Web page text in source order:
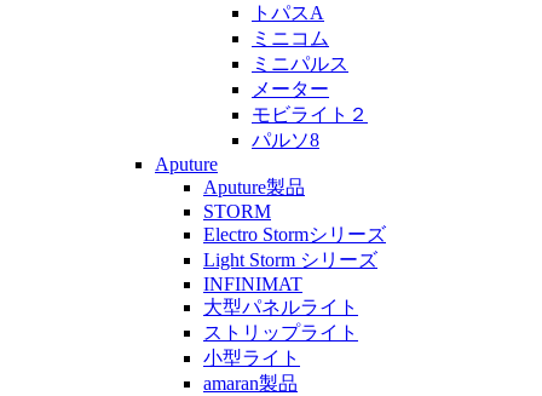
トパスA
ミニコム
ミニパルス
メーター
モビライト２
パルソ8
Aputure
Aputure製品
STORM
Electro Stormシリーズ
Light Storm シリーズ
INFINIMAT
大型パネルライト
ストリップライト
小型ライト
amaran製品